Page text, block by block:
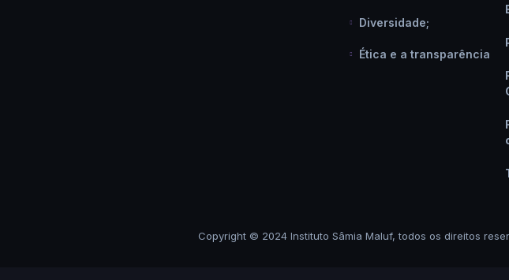
Diversidade;
Ética e a transparência
Copyright © 2024 Instituto Sâmia Maluf, todos os direitos